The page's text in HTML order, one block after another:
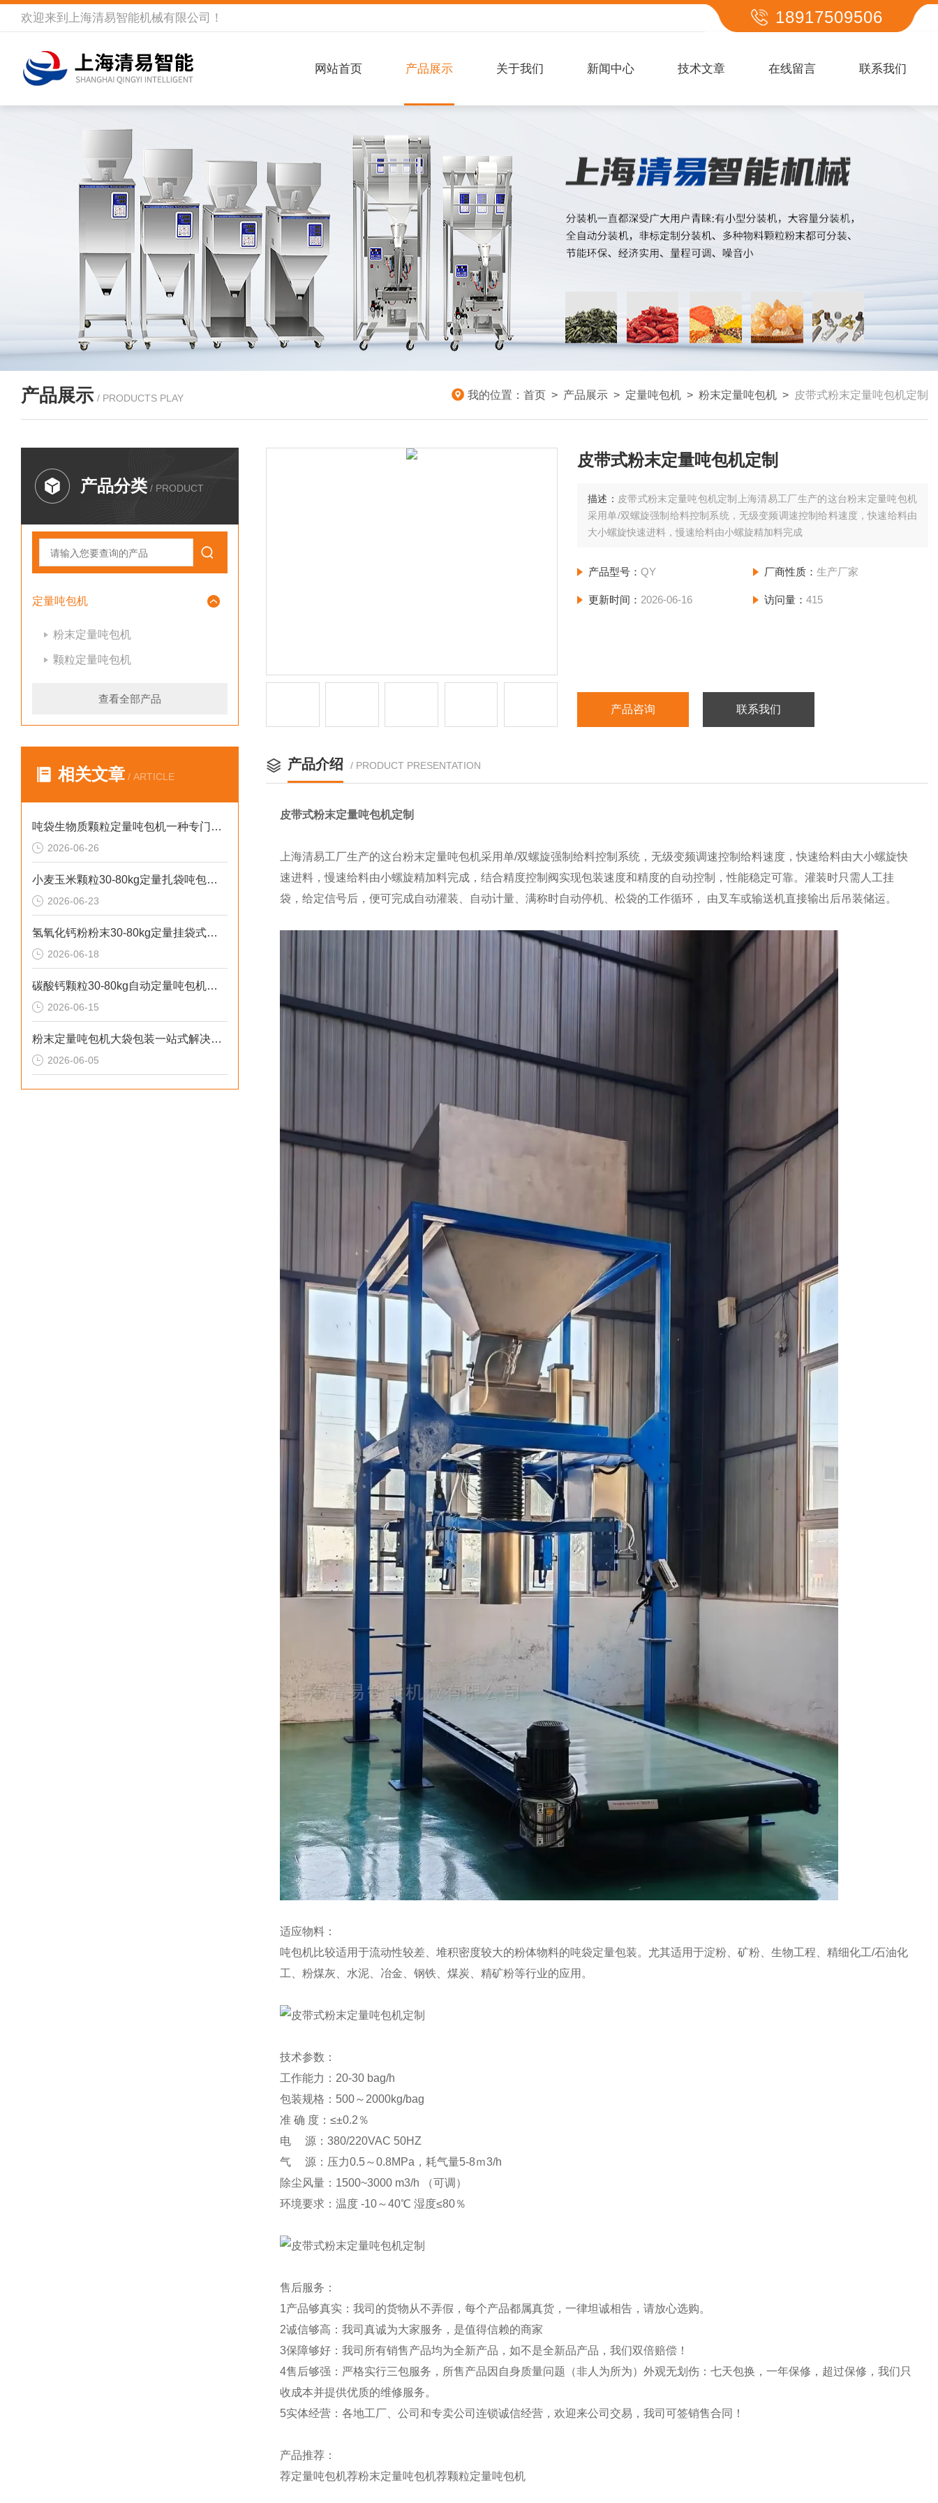
欢迎来到 上海清易智能机械有限公司 ！ 18917509506
网站首页 产品展示 关于我们 新闻中心 技术文章 在线留言 联系我们
产品展示 / PRODUCTS PLAY 我的位置： 首页 > 产品展示 > 定量吨包机 > 粉末定量吨包机 > 皮带式粉末定量吨包机定制
产品分类 / PRODUCT
定量吨包机
粉末定量吨包机
颗粒定量吨包机
查看全部产品
相关文章 / ARTICLE
吨袋生物质颗粒定量吨包机一种专门用于吨袋设备
2026-06-26
小麦玉米颗粒30-80kg定量扎袋吨包机操作简单
2026-06-23
氢氧化钙粉粉末30-80kg定量挂袋式称重吨包机生产厂家
2026-06-18
碳酸钙颗粒30-80kg自动定量吨包机厂家直供
2026-06-15
粉末定量吨包机大袋包装一站式解决方案
2026-06-05
皮带式粉末定量吨包机定制
描述： 皮带式粉末定量吨包机定制上海清易工厂生产的这台粉末定量吨包机
采用单/双螺旋强制给料控制系统，无级变频调速控制给料速度，快速给料由
大小螺旋快速进料，慢速给料由小螺旋精加料完成
产品型号：QY 厂商性质： 生产厂家
更新时间： 2026-06-16 访问量： 415
产品咨询 联系我们
产品介绍 / PRODUCT PRESENTATION
皮带式粉末定量吨包机定制
上海清易工厂生产的这台粉末定量吨包机采用单/双螺旋强制给料控制系统，无级变频调速控制给料速度，快速给料由大小螺旋快
速进料，慢速给料由小螺旋精加料完成，结合精度控制阀实现包装速度和精度的自动控制，性能稳定可靠。灌装时只需人工挂
袋，给定信号后，便可完成自动灌装、自动计量、满称时自动停机、松袋的工作循环， 由叉车或输送机直接输出后吊装储运。
适应物料：
吨包机比较适用于流动性较差、堆积密度较大的粉体物料的吨袋定量包装。尤其适用于淀粉、矿粉、生物工程、精细化工/石油化
工、粉煤灰、水泥、冶金、钢铁、煤炭、精矿粉等行业的应用。
技术参数：
工作能力：20-30 bag/h
包装规格：500～2000kg/bag
准 确 度：≤±0.2％
电 源：380/220VAC 50HZ
气 源：压力0.5～0.8MPa，耗气量5-8ｍ3/h
除尘风量：1500~3000 m3/h （可调）
环境要求：温度 -10～40℃ 湿度≤80％
售后服务：
1产品够真实：我司的货物从不弄假，每个产品都属真货，一律坦诚相告，请放心选购。
2诚信够高：我司真诚为大家服务，是值得信赖的商家
3保障够好：我司所有销售产品均为全新产品，如不是全新品产品，我们双倍赔偿！
4售后够强：严格实行三包服务，所售产品因自身质量问题（非人为所为）外观无划伤：七天包换，一年保修，超过保修，我们只
收成本并提供优质的维修服务。
5实体经营：各地工厂、公司和专卖公司连锁诚信经营，欢迎来公司交易，我司可签销售合同！
产品推荐：
荐定量吨包机荐粉末定量吨包机荐颗粒定量吨包机